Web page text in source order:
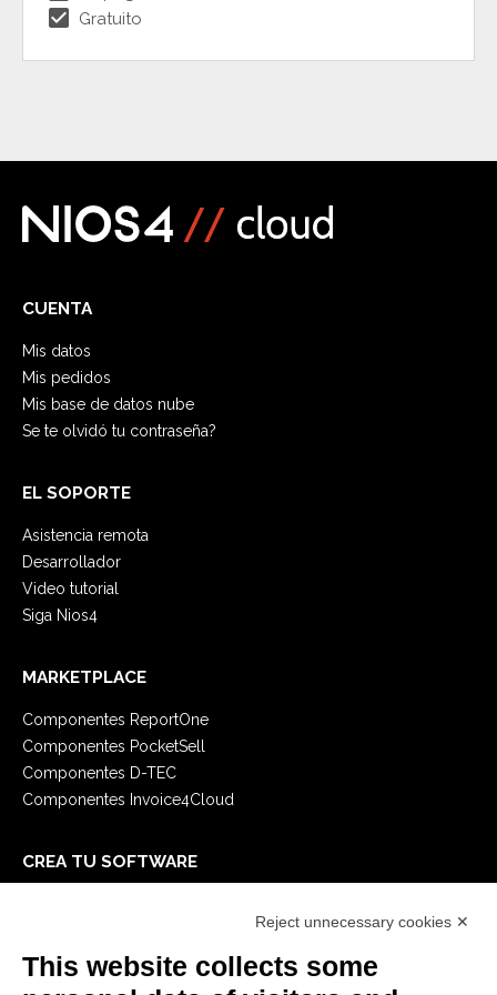
check_box Gratuito
CUENTA
Mis datos
Mis pedidos
Mis base de datos nube
Se te olvidó tu contraseña?
EL SOPORTE
Asistencia remota
Desarrollador
Video tutorial
Siga Nios4
MARKETPLACE
Componentes ReportOne
Componentes PocketSell
Componentes D-TEC
Componentes Invoice4Cloud
CREA TU SOFTWARE
E-Book
Reject unnecessary cookies ✕
This website collects some